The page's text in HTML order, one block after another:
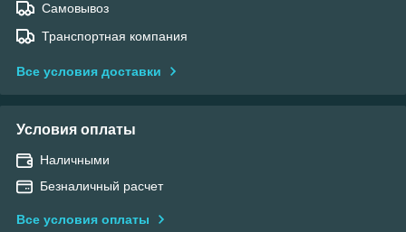
Самовывоз
Транспортная компания
Все условия доставки
Условия оплаты
Наличными
Безналичный расчет
Все условия оплаты